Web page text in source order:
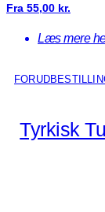
Fra 55,00 kr.
Læs mere
Tyrkisk